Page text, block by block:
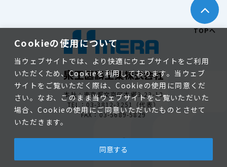
Cookieの使用について
当ウェブサイトでは、より快適にウェブサイトをご利用
いただくため、Cookieを利用しております。当ウェブ
サイトをご覧いただく際は、Cookieの使用に同意くだ
さい。なお、このまま当ウェブサイトをご覧いただいた
場合、Cookieの使用にご同意いただいたものとさせて
いただきます。
同意する
TOPへ
本社：東京都文京区本郷3-23-13
TEL：03-3812-3251（代表）
FAX：03-5689-5829
©2026 MERA All rights reserved.
個人情報保護方針